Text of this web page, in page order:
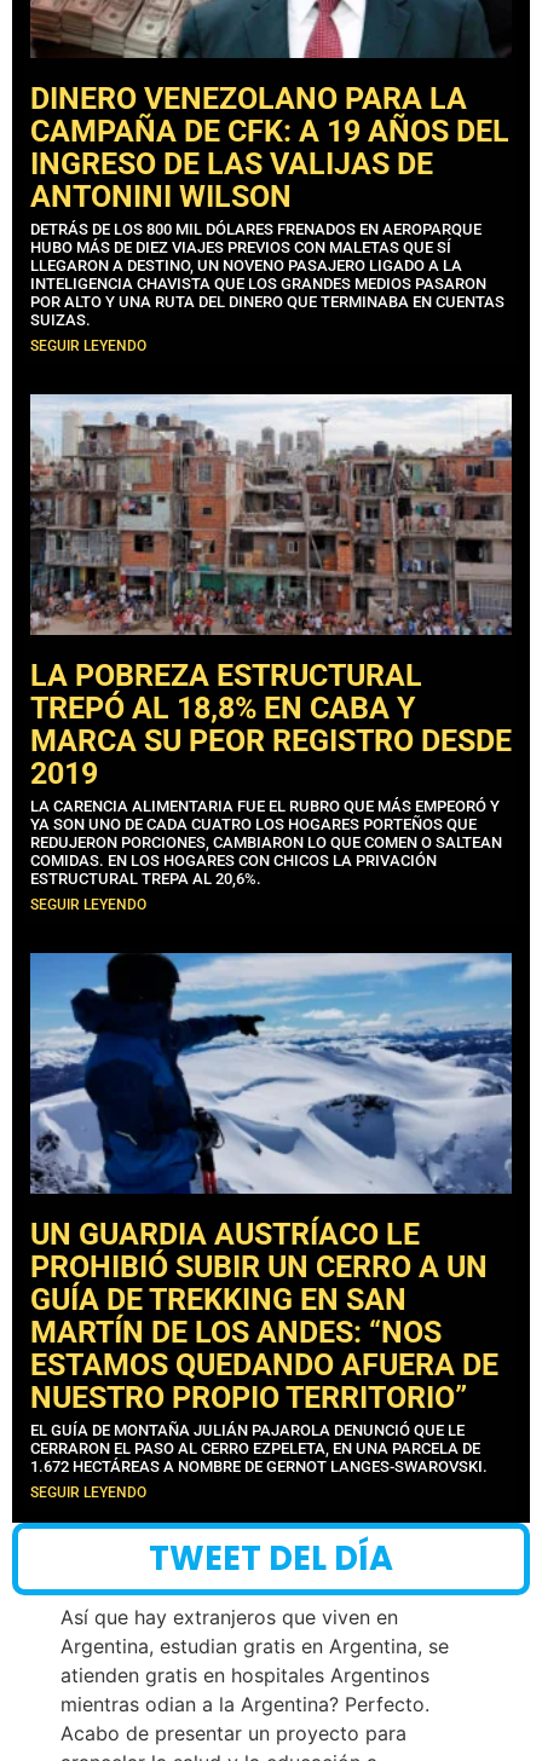
DINERO VENEZOLANO PARA LA
CAMPAÑA DE CFK: A 19 AÑOS DEL
INGRESO DE LAS VALIJAS DE
ANTONINI WILSON
DETRÁS DE LOS 800 MIL DÓLARES FRENADOS EN AEROPARQUE
HUBO MÁS DE DIEZ VIAJES PREVIOS CON MALETAS QUE SÍ
LLEGARON A DESTINO, UN NOVENO PASAJERO LIGADO A LA
INTELIGENCIA CHAVISTA QUE LOS GRANDES MEDIOS PASARON
POR ALTO Y UNA RUTA DEL DINERO QUE TERMINABA EN CUENTAS
SUIZAS.
SEGUIR LEYENDO
LA POBREZA ESTRUCTURAL
TREPÓ AL 18,8% EN CABA Y
MARCA SU PEOR REGISTRO DESDE
2019
LA CARENCIA ALIMENTARIA FUE EL RUBRO QUE MÁS EMPEORÓ Y
YA SON UNO DE CADA CUATRO LOS HOGARES PORTEÑOS QUE
REDUJERON PORCIONES, CAMBIARON LO QUE COMEN O SALTEAN
COMIDAS. EN LOS HOGARES CON CHICOS LA PRIVACIÓN
ESTRUCTURAL TREPA AL 20,6%.
SEGUIR LEYENDO
UN GUARDIA AUSTRÍACO LE
PROHIBIÓ SUBIR UN CERRO A UN
GUÍA DE TREKKING EN SAN
MARTÍN DE LOS ANDES: “NOS
ESTAMOS QUEDANDO AFUERA DE
NUESTRO PROPIO TERRITORIO”
EL GUÍA DE MONTAÑA JULIÁN PAJAROLA DENUNCIÓ QUE LE
CERRARON EL PASO AL CERRO EZPELETA, EN UNA PARCELA DE
1.672 HECTÁREAS A NOMBRE DE GERNOT LANGES-SWAROVSKI.
SEGUIR LEYENDO
TWEET DEL DÍA
Así que hay extranjeros que viven en
Argentina, estudian gratis en Argentina, se
atienden gratis en hospitales Argentinos
mientras odian a la Argentina? Perfecto.
Acabo de presentar un proyecto para